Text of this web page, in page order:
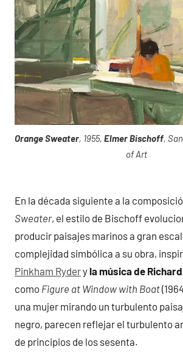
Orange Sweater, 1955, Elmer Bischoff,
of Art
En la década siguiente a la
Sweater, el estilo de Bischoff
producir paisajes marinos a gran
complejidad simbólica a su obra,
Pinkham Ryderyla música de
como Figure at Window with Boat
una mujer mirando un turbulento
negro, parecen reflejar el turbulento
de principios de los sesenta.